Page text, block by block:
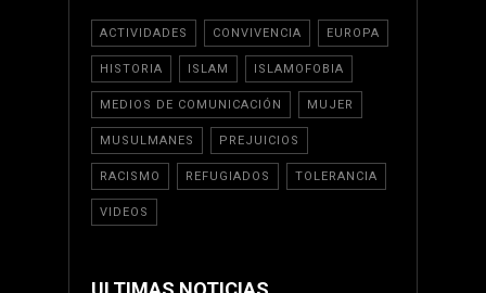
ACTIVIDADES CONVIVENCIA EUROPA
HISTORIA ISLAM ISLAMOFOBIA
MEDIOS DE COMUNICACIÓN MUJER
MUSULMANES PREJUICIOS
RACISMO REFUGIADOS TOLERANCIA
VIDEOS